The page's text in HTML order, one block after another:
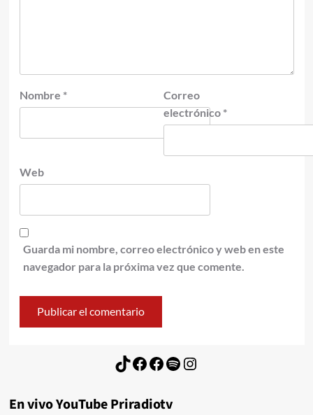
Nombre *
Correo
electrónico *
Web
Guarda mi nombre, correo electrónico y web en este
navegador para la próxima vez que comente.
TikTok
Facebook
Facebook
Spotify
Instagram
En vivo YouTube Priradiotv